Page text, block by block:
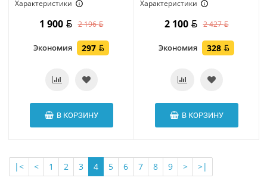
Характеристики
1 900 2 196
Экономия 297
В КОРЗИНУ
Характеристики
2 100 2 427
Экономия 328
В КОРЗИНУ
|< < 1 2 3 4 5 6 7 8 9 > >|